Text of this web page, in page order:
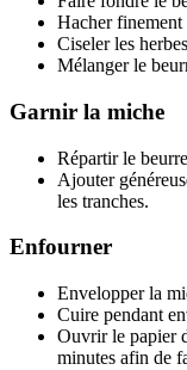
Hacher finement
Ciseler les
Mélanger le
Garnir la miche
Répartir le
Ajouter
les tranches.
Enfourner
Envelopper la
Cuire pendant
Ouvrir le papier
minutes afin de